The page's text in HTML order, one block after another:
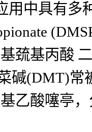
用中具有多
巯基丙酸
碱(DMT)常
乙酸噻亭，